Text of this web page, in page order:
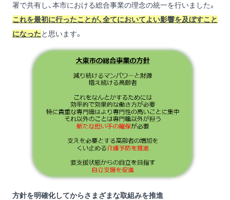
署で共有し、本市における総合事業の理念の統一を行いました。
これを最初に行ったことが、全てにおいてよい影響を及ぼすこと
になったと思います。
方針を明確化してからさまざまな取組みを推進